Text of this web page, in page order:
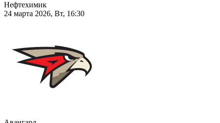
Нефтехимик
24 марта 2026, Вт, 16:30